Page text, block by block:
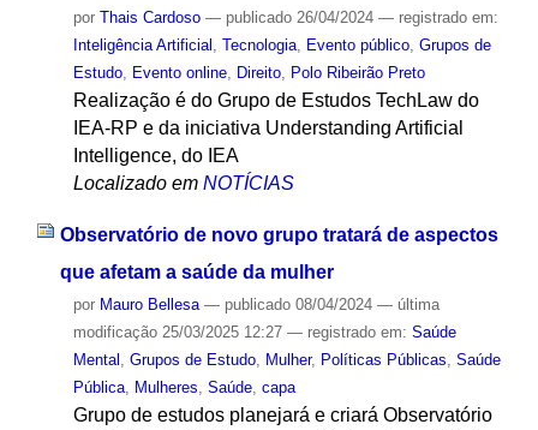
por Thais Cardoso — publicado26/04/2024 — registrado em:
Inteligência Artificial , Tecnologia, Evento público, Grupos de
Estudo, Evento online, Direito, Polo Ribeirão Preto
Realização é do Grupo de Estudos TechLaw do
IEA-RP e da iniciativa Understanding Artificial
Intelligence, do IEA
Localizado em NOTÍCIAS
Observatório de novo grupo tratará de aspectos
que afetam a saúde da mulher
por Mauro Bellesa — publicado08/04/2024 — última
modificação25/03/2025 12:27 — registrado em: Saúde
Mental
Grupos de Estudo, Mulher, Políticas Públicas Saúde
Pública, Mulheres Saúde, capa
Grupo de estudos planejará e criará Observatório